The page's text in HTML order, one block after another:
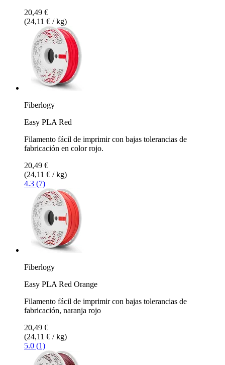
20,49 €
(24,11 € / kg)
Fiberlogy
Easy PLA Red
Filamento fácil de imprimir con bajas tolerancias de
fabricación en color rojo.
20,49 €
(24,11 € / kg)
4.3 (7)
Fiberlogy
Easy PLA Red Orange
Filamento fácil de imprimir con bajas tolerancias de
fabricación, naranja rojo
20,49 €
(24,11 € / kg)
5.0 (1)